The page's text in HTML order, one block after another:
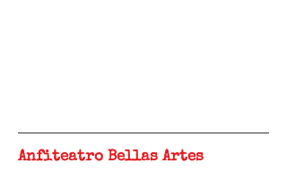
Anfiteatro Bellas Artes